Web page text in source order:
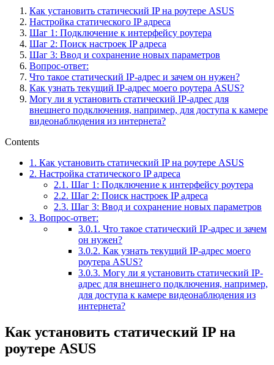
Как установить статический IP на роутере ASUS
Настройка статического IP адреса
Шаг 1: Подключение к интерфейсу роутера
Шаг 2: Поиск настроек IP адреса
Шаг 3: Ввод и сохранение новых параметров
Вопрос-ответ:
Что такое статический IP-адрес и зачем он нужен?
Как узнать текущий IP-адрес моего роутера ASUS?
Могу ли я установить статический IP-адрес для
внешнего подключения, например, для доступа к камере
видеонаблюдения из интернета?
Contents
1. Как установить статический IP на роутере ASUS
2. Настройка статического IP адреса
2.1. Шаг 1: Подключение к интерфейсу роутера
2.2. Шаг 2: Поиск настроек IP адреса
2.3. Шаг 3: Ввод и сохранение новых параметров
3. Вопрос-ответ:
3.0.1. Что такое статический IP-адрес и зачем
он нужен?
3.0.2. Как узнать текущий IP-адрес моего
роутера ASUS?
3.0.3. Могу ли я установить статический IP-
адрес для внешнего подключения, например,
для доступа к камере видеонаблюдения из
интернета?
Как установить статический IP на
роутере ASUS